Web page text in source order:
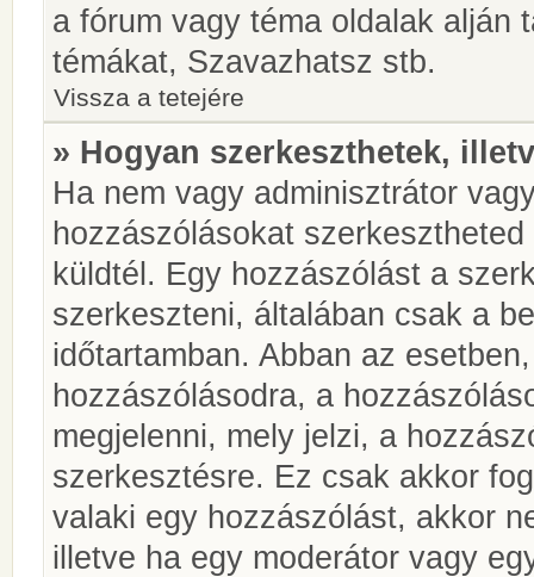
a fórum vagy téma oldalak alján
témákat, Szavazhatsz stb.
Vissza a tetejére
» Hogyan szerkeszthetek,
Ha nem vagy adminisztrátor
hozzászólásokat
küldtél. Egy hozzászólást a
szerkeszteni, általában csak a
időtartamban. Abban az
hozzászólásodra, a
megjelenni, mely jelzi, a
szerkesztésre. Ez csak akkor
valaki egy hozzászólást, akkor
illetve ha egy moderátor vagy